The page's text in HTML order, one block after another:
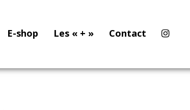
E-shop Les « + » Contact